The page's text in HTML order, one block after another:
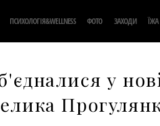
ПСИХОЛОГІЯ&WELLNESS ФОТО ЗАХОДИ ЇЖА
у